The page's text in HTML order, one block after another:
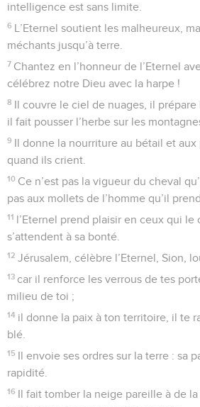
intelligence est sans limite.
6 L’Eternel soutient les malheureux,
méchants jusqu’à terre.
7 Chantez en l’honneur de l’Eternel
célébrez notre Dieu avec la harpe !
8 Il couvre le ciel de nuages, il prépare
il fait pousser l’herbe sur les
9 Il donne la nourriture au bétail et
quand ils crient.
10 Ce n’est pas la vigueur du cheval
pas aux mollets de l’homme qu’il
11 l’Eternel prend plaisir en ceux qui le
s’attendent à sa bonté.
12 Jérusalem, célèbre l’Eternel, Sion,
13 car il renforce les verrous de tes
milieu de toi ;
14 il donne la paix à ton territoire, il te
blé.
15 Il envoie ses ordres sur la terre : sa
rapidité.
16 Il fait tomber la neige pareille à de